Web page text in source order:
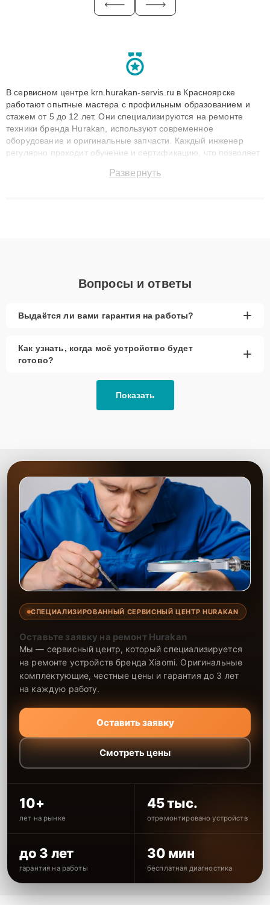
В сервисном центре krn.hurakan-servis.ru в Красноярске
работают опытные мастера с профильным образованием и
стажем от 5 до 12 лет. Они специализируются на ремонте
техники бренда Hurakan, используют современное
оборудование и оригинальные запчасти. Каждый инженер
регулярно проходит обучение и сертификацию, что позволяет
технику с сохранением гарантии до 3 лет. Наши мастера
Развернуть
Вопросы и ответы
Выдаётся ли вами гарантия на работы? +
Как узнать, когда моё устройство будет
готово?
+
Показать
СПЕЦИАЛИЗИРОВАННЫЙ СЕРВИСНЫЙ ЦЕНТР HURAKAN
Оставьте заявку на ремонт Hurakan
Мы — сервисный центр, который специализируется
на ремонте устройств бренда Xiaomi. Оригинальные
комплектующие, честные цены и гарантия до 3 лет
на каждую работу.
Оставить заявку
Смотреть цены
10+
лет на рынке
45 тыс.
отремонтировано устройств
до 3 лет
гарантия на работы
30 мин
бесплатная диагностика